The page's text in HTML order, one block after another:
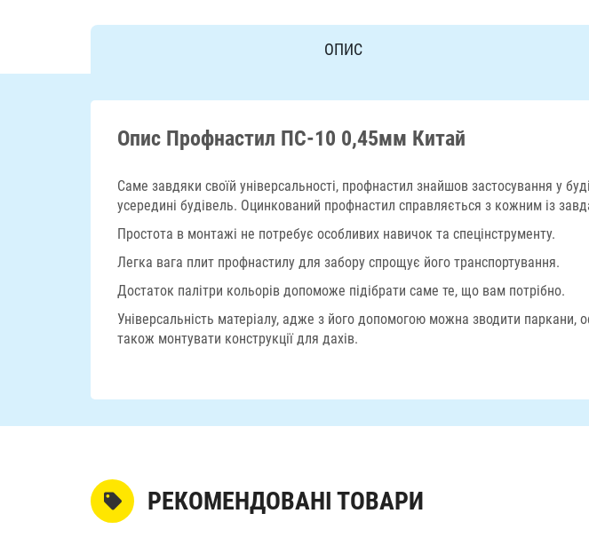
ОПИС
Опис Профнастил ПС-10 0,45мм Китай
Саме завдяки своїй універсальності, профнастил знайшов застосування у
усередині будівель. Оцинкований профнастил справляється з кожним із
Простота в монтажі не потребує особливих навичок та спецінструменту.
Легка вага плит профнастилу для забору спрощує його транспортування.
Достаток палітри кольорів допоможе підібрати саме те, що вам потрібно.
Універсальність матеріалу, адже з його допомогою можна зводити паркани,
також монтувати конструкції для дахів.
РЕКОМЕНДОВАНІ ТОВАРИ